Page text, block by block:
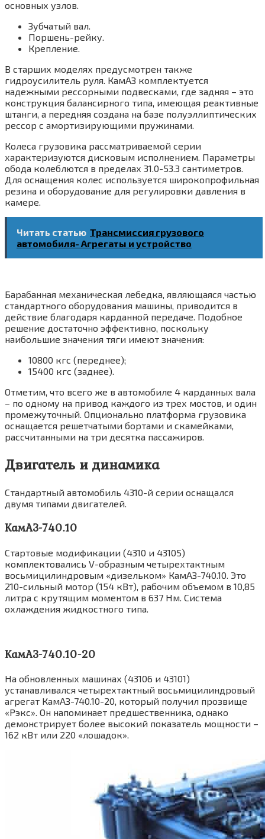
основных узлов.
Зубчатый вал.
Поршень-рейку.
Крепление.
В старших моделях предусмотрен также
гидроусилитель руля. КамАЗ комплектуется
надежными рессорными подвесками, где задняя – это
конструкция балансирного типа, имеющая реактивные
штанги, а передняя создана на базе полуэллиптических
рессор с амортизирующими пружинами.
Колеса грузовика рассматриваемой серии
характеризуются дисковым исполнением. Параметры
обода колеблются в пределах 31.0-53.3 сантиметров.
Для оснащения колес используется широкопрофильная
резина и оборудование для регулировки давления в
камере.
Читать статью Трансмиссия грузового
автомобиля- Агрегаты и устройство
Барабанная механическая лебедка, являющаяся частью
стандартного оборудования машины, приводится в
действие благодаря карданной передаче. Подобное
решение достаточно эффективно, поскольку
наибольшие значения тяги имеют значения:
10800 кгс (переднее);
15400 кгс (заднее).
Отметим, что всего же в автомобиле 4 карданных вала
– по одному на привод каждого из трех мостов, и один
промежуточный. Опционально платформа грузовика
оснащается решетчатыми бортами и скамейками,
рассчитанными на три десятка пассажиров.
Двигатель и динамика
Стандартный автомобиль 4310-й серии оснащался
двумя типами двигателей.
КамАЗ-740.10
Стартовые модификации (4310 и 43105)
комплектовались V-образным четырехтактным
восьмицилиндровым «дизельком» КамАЗ-740.10. Это
210-сильный мотор (154 кВт), рабочим объемом в 10,85
литра с крутящим моментом в 637 Нм. Система
охлаждения жидкостного типа.
КамАЗ-740.10-20
На обновленных машинах (43106 и 43101)
устанавливался четырехтактный восьмицилиндровый
агрегат КамАЗ-740.10-20, который получил прозвище
«Рэкс». Он напоминает предшественника, однако
демонстрирует более высокий показатель мощности –
162 кВт или 220 «лошадок».